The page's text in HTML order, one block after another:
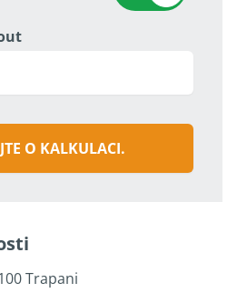
O KALKULACI.
Trapani